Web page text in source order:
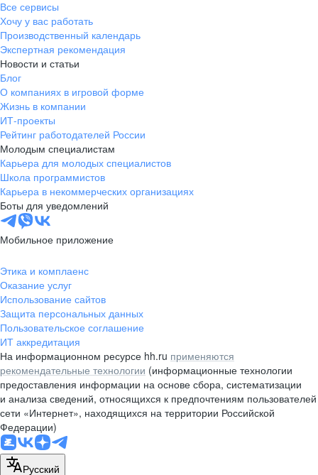
Все сервисы
Хочу у вас работать
Производственный календарь
Экспертная рекомендация
Новости и статьи
Блог
О компаниях в игровой форме
Жизнь в компании
ИТ-проекты
Рейтинг работодателей России
Молодым специалистам
Карьера для молодых специалистов
Школа программистов
Карьера в некоммерческих организациях
Боты для уведомлений
Мобильное приложение
Этика и комплаенс
Оказание услуг
Использование сайтов
Защита персональных данных
Пользовательское соглашение
ИТ аккредитация
На информационном ресурсе hh.ru применяются
рекомендательные технологии (информационные технологии
предоставления информации на основе сбора, систематизации
и анализа сведений, относящихся к предпочтениям пользователей
сети «Интернет», находящихся на территории Российской
Федерации)
Русский